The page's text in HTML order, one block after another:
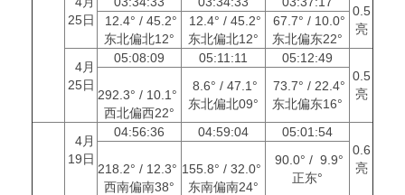
25日
0.5
亮
12.4° / 45.2°
东北偏北12°
12.4° / 45.2°
东北偏北12°
67.7° / 10.0°
东北偏东22°
4月
25日
05:08:09 05:11:11
05:12:49
0.5
亮
292.3° / 10.1°
西北偏西22°
8.6° / 47.1°
东北偏北09°
73.7° / 22.4°
东北偏东16°
4月
19日
04:56:36 04:59:04
05:01:54
0.6
亮
218.2° / 12.3°
西南偏南38°
155.8° / 32.0°
东南偏南24°
90.0° / 9.9°
正东°